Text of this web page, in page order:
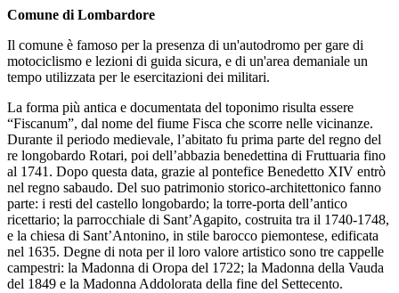
Comune di Lombardore
Il comune è famoso per la presenza di un'autodromo per gare di
motociclismo e lezioni di guida sicura, e di un'area demaniale un
tempo utilizzata per le esercitazioni dei militari.
La forma più antica e documentata del toponimo risulta essere
“Fiscanum”, dal nome del fiume Fisca che scorre nelle vicinanze.
Durante il periodo medievale, l’abitato fu prima parte del regno del
re longobardo Rotari, poi dell’abbazia benedettina di Fruttuaria fino
al 1741. Dopo questa data, grazie al pontefice Benedetto XIV entrò
nel regno sabaudo. Del suo patrimonio storico-architettonico fanno
parte: i resti del castello longobardo; la torre-porta dell’antico
ricettario; la parrocchiale di Sant’Agapito, costruita tra il 1740-1748,
e la chiesa di Sant’Antonino, in stile barocco piemontese, edificata
nel 1635. Degne di nota per il loro valore artistico sono tre cappelle
campestri: la Madonna di Oropa del 1722; la Madonna della Vauda
del 1849 e la Madonna Addolorata della fine del Settecento.